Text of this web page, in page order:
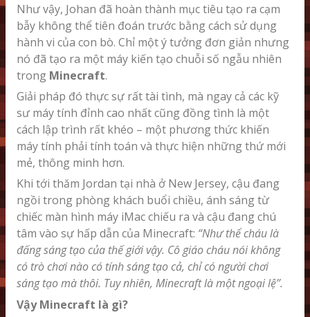
Như vậy, Johan đã hoàn thành mục tiêu tạo ra cạm
bẫy không thể tiên đoán trước bằng cách sử dụng
hành vi của con bò. Chỉ một ý tưởng đơn giản nhưng
nó đã tạo ra một máy kiến tạo chuỗi số ngẫu nhiên
trong Minecraft.
Giải pháp đó thực sự rất tài tình, mà ngay cả các kỹ
sư máy tính đỉnh cao nhất cũng đồng tình là một
cách lập trình rất khéo – một phương thức khiến
máy tính phải tính toán và thực hiện những thứ mới
mẻ, thông minh hơn.
Khi tới thăm Jordan tại nhà ở New Jersey, cậu đang
ngồi trong phòng khách buổi chiều, ánh sáng từ
chiếc màn hình máy iMac chiếu ra và cậu đang chú
tâm vào sự hấp dẫn của Minecraft: “Như thể cháu là
đấng sáng tạo của thế giới vậy. Cô giáo cháu nói không
có trò chơi nào có tính sáng tạo cả, chỉ có người chơi
sáng tạo mà thôi. Tuy nhiên, Minecraft là một ngoại lệ’’.
Vậy Minecraft là gì?